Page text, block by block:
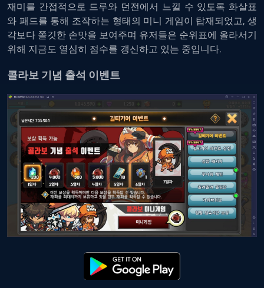
재미를 간접적으로 드루와 던전에서 느낄 수 있도록 화살표
와 패드를 통해 조작하는 형태의 미니 게임이 탑재되었고, 생
각보다 쫄깃한 손맛을 보여주며 유저들은 순위표에 올라서기
위해 지금도 열심히 점수를 갱신하고 있는 중입니다.
콜라보 기념 출석 이벤트